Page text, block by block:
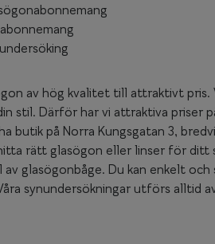
av hög kvalitet till attraktivt pris.
stil. Därför har vi attraktiva priser
butik på Norra Kungsgatan 3,
rätt glasögon eller linser för ditt
glasögonbåge. Du kan enkelt och
synundersökningar utförs alltid